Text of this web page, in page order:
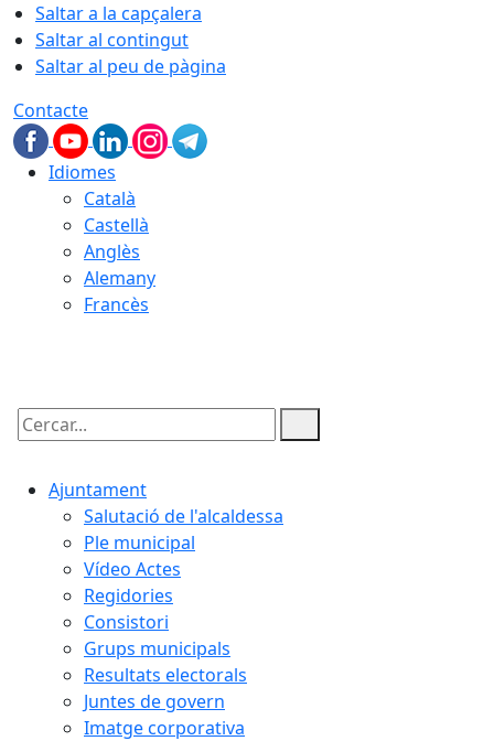
Saltar a la capçalera
Saltar al contingut
Saltar al peu de pàgina
Contacte
Idiomes
Català
Castellà
Anglès
Alemany
Francès
Cercar:
Ajuntament
Salutació de l'alcaldessa
Ple municipal
Vídeo Actes
Regidories
Consistori
Grups municipals
Resultats electorals
Juntes de govern
Imatge corporativa